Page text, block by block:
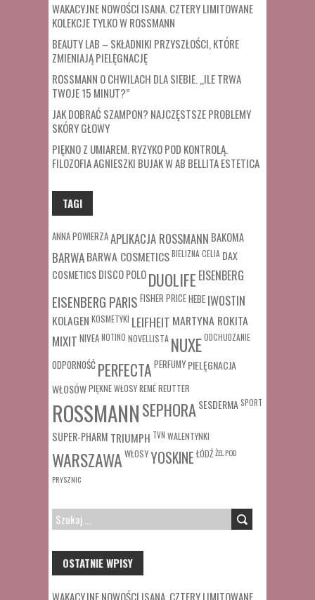
WAKACYJNE NOWOŚCI ISANA. CZTERY LIMITOWANE
KOLEKCJE TYLKO W ROSSMANN
BEAUTY LAB – SKŁADNIKI PRZYSZŁOŚCI, KTÓRE
ZMIENIAJĄ PIELĘGNACJĘ
ROSSMANN O CHWILACH DLA SIEBIE. „ILE TRWA
TWOJE 15 MINUT?”
JAK DOBRAĆ SZAMPON? NAJCZĘSTSZE PROBLEMY
SKÓRY GŁOWY
PIĘKNO Z UMIAREM. RYZYKO POD KONTROLĄ.
FILOZOFIA AGNIESZKI BUJAK W AB BELLITA ESTETICA
TAGI
ANNA POWIERZAAPLIKACJA ROSSMANN BAKOMA
BARWABARWA COSMETICSBIELIZNACELIA DAX
COSMETICSDISCO POLODUOLIFE EISENBERG
EISENBERG PARIS FISHER PRICEHEBE IWOSTIN
KOLAGEN KOSMETYKI LEIFHEIT MARTYNA ROKITA
MIXIT NIVEANOTINO NOVELLISTA NUXEODCHUDZANIE
ODPORNOŚĆ PERFECTA PERFUMY PIELĘGNACJA
WŁOSÓWPIĘKNE WŁOSYREMÉREUTTER
ROSSMANNSEPHORASESDERMA SPORT
SUPER-PHARM TRIUMPH TVN WALENTYNKI
WARSZAWA WŁOSYYOSKINE ŁÓDŹŻEL POD
PRYSZNIC
SZUKAJ:
OSTATNIE WPISY
WAKACYJNE NOWOŚCI ISANA. CZTERY LIMITOWANE